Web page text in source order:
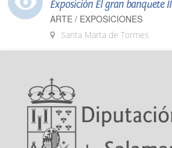
Exposición El gran banquete II
ARTE / EXPOSICIONES
Santa Marta de Tormes